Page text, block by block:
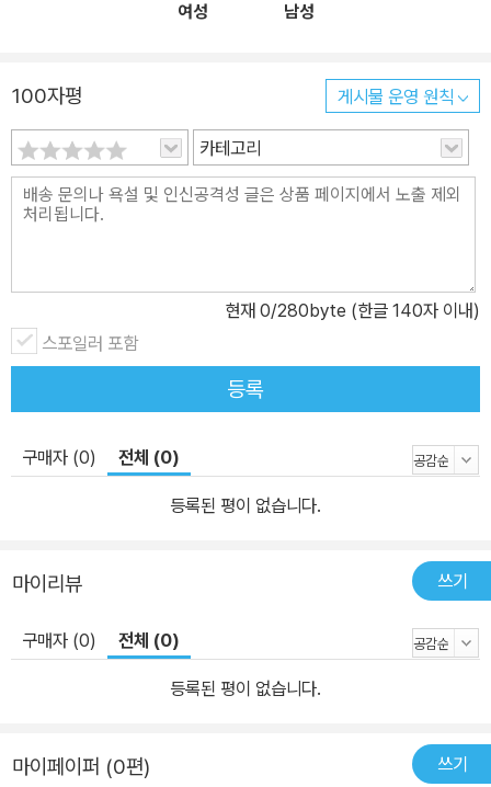
여성
남성
100자평 게시물 운영 원칙
카테고리
현재 0/280byte (한글 140자 이내)
스포일러 포함
등록
구매자 (0) 전체 (0)
등록된 평이 없습니다.
마이리뷰 쓰기
구매자 (0) 전체 (0)
등록된 평이 없습니다.
마이페이퍼 (0편) 쓰기